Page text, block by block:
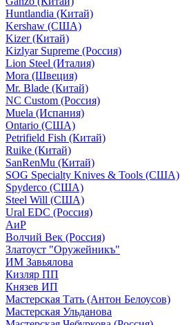
Huntlandia (Китай)
Kershaw (США)
Kizer (Китай)
Kizlyar Supreme (Россия)
Lion Steel (Италия)
Mora (Швеция)
Mr. Blade (Китай)
NC Custom (Россия)
Muela (Испания)
Ontario (США)
Petrifield Fish (Китай)
Ruike (Китай)
SanRenMu (Китай)
SOG Specialty Knives & Tools (США)
Spyderco (США)
Steel Will (США)
Ural EDC (Россия)
АиР
Волчий Век (Россия)
Златоуст "Оружейникъ"
ИМ Завьялова
Кизляр ПП
Князев ИП
Мастерская Тать (Антон Белоусов)
Мастерская Ульданова